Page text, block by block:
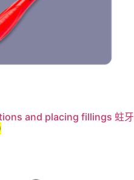
and placing fillings 蛀牙